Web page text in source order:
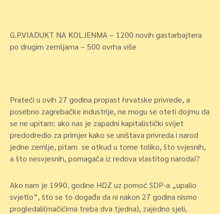
G.P.VIADUKT NA KOLJENMA – 1200 novih gastarbajtera
po drugim zemljama – 500 ovrha više
Prateći u ovih 27 godina propast hrvatske privrede, a
posebno zagrebačke industrije, ne mogu se oteti dojmu da
se ne upitam: ako nas je zapadni kapitalistički svijet
predodredio za primjer kako se uništava privreda i narod
jedne zemlje, pitam se otkud u tome toliko, što svjesnih,
a što nesvjesnih, pomagača iz redova vlastitog naroda!?
Ako nam je 1990. godine HDZ uz pomoć SDP-a „upalio
svjetlo“, što se to događa da ni nakon 27 godina nismo
progledali(mačićima treba dva tjedna), zajedno sjeli,